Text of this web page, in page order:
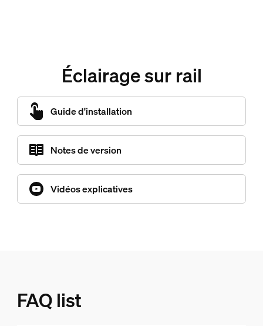
Éclairage sur rail
Guide d'installation
Notes de version
Vidéos explicatives
FAQ list